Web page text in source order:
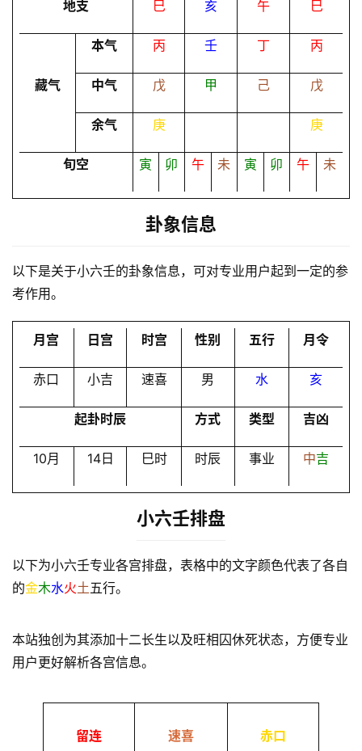
梦
务
地支 巳 亥 午 巳
本气 丙 壬 丁 丙
藏气 中气 戊 甲 己 戊
余气 庚 庚
旬空 寅 卯 午 未 寅 卯 午 未
卦象信息
以下是关于小六壬的卦象信息，可对专业用户起到一定的参
考作用。
月宫 日宫 时宫 性别 五行 月令
赤口 小吉 速喜 男 水 亥
起卦时辰 方式 类型 吉凶
10月 14日 巳时 时辰 事业 中吉
小六壬排盘
以下为小六壬专业各宫排盘，表格中的文字颜色代表了各自
的金木水火土五行。
本站独创为其添加十二长生以及旺相囚休死状态，方便专业
用户更好解析各宫信息。
留连 速喜 赤口